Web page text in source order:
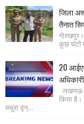
जिला
तैनात
कुछ घंटों
20
किया
मथुरा वृन्...